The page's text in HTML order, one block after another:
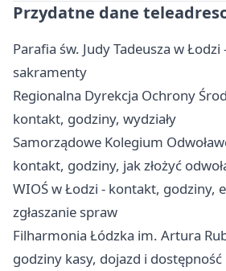
Przydatne dane
Parafia św. Judy Tadeusza w
sakramenty
Regionalna Dyrekcja Ochrony
kontakt, godziny, wydziały
Samorządowe Kolegium
kontakt, godziny, jak złożyć
WIOŚ w Łodzi - kontakt, godziny,
zgłaszanie spraw
Filharmonia Łódzka im. Artura
godziny kasy, dojazd i dostępność